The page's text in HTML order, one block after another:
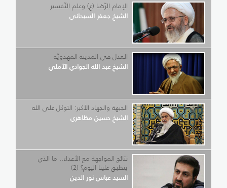
الإمام الرّضا (ع) وعلم التّفسير
الشيخ جعفر السبحاني
العدل في المدينة المهدويّة
الشيخ عبد الله الجوادي الآملي
الجبهة والجهاد الأكبر: التوكل على الله
الشيخ حسين مظاهري
نتائج المواجهة مع الأعداء.. ما الذي
ينطبق علينا اليوم؟ (2)
السيد عباس نور الدين